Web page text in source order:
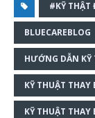
#KỸ THẬT
BLUECAREBLOG
HƯỚNG DẪN KỸ
KỸ THUẬT THAY
KỸ THUẬT